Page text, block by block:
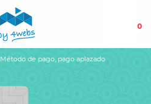
0
Método de pago, pago aplazado